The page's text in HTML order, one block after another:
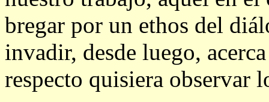
bregar por un ethos del
invadir, desde luego,
respecto quisiera observar